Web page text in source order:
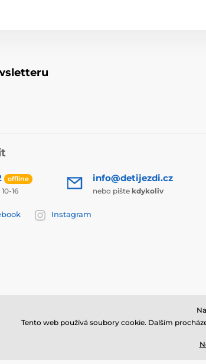
offline
16
info@detijezdi.cz
nebo pište kdykoliv
Instagram
© 2026
Tento web používá soubory cookie. Dalším